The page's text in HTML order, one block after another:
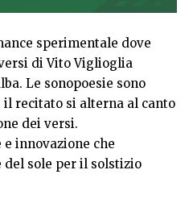
sperimentale dove
di Vito Viglioglia
Le sonopoesie sono
recitato si alterna al canto
dei versi.
innovazione che
del sole per il solstizio